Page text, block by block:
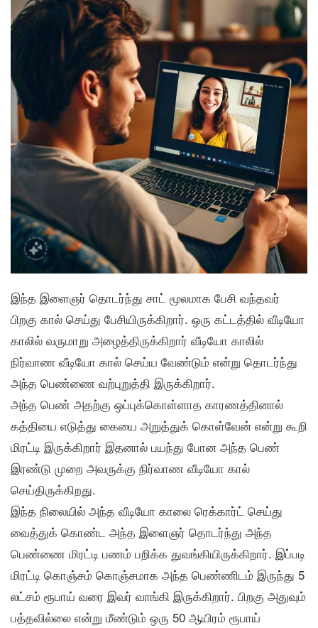
இந்த இளைஞர் தொடர்ந்து சாட் மூலமாக பேசி வந்தவர்
பிறகு கால் செய்து பேசியிருக்கிறார். ஒரு கட்டத்தில் வீடியோ
காலில் வருமாறு அழைத்திருக்கிறார் வீடியோ காலில்
நிர்வாண வீடியோ கால் செய்ய வேண்டும் என்று தொடர்ந்து
அந்த பெண்ணை வற்புறுத்தி இருக்கிறார்.
அந்த பெண் அதற்கு ஒப்புக்கொள்ளாத காரணத்தினால்
கத்தியை எடுத்து கையை அறுத்துக் கொள்வேன் என்று கூறி
மிரட்டி இருக்கிறார் இதனால் பயந்து போன அந்த பெண்
இரண்டு முறை அவருக்கு நிர்வாண வீடியோ கால்
செய்திருக்கிறது.
இந்த நிலையில் அந்த வீடியோ காலை ரெக்கார்ட் செய்து
வைத்துக் கொண்ட அந்த இளைஞர் தொடர்ந்து அந்த
பெண்ணை மிரட்டி பணம் பறிக்க துவங்கியிருக்கிறார். இப்படி
மிரட்டி கொஞ்சம் கொஞ்சமாக அந்த பெண்ணிடம் இருந்து 5
லட்சம் ரூபாய் வரை இவர் வாங்கி இருக்கிறார். பிறகு அதுவும்
பத்தவில்லை என்று மீண்டும் ஒரு 50 ஆயிரம் ரூபாய்